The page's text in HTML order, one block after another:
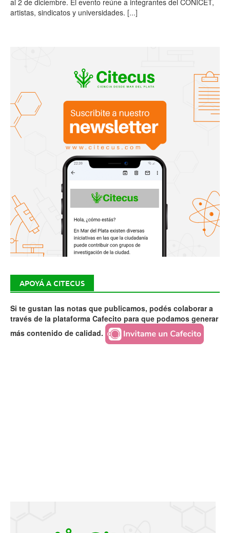
al 2 de diciembre. El evento reúne a integrantes del CONICET,
artistas, sindicatos y universidades. [...]
APOYÁ A CITECUS
Si te gustan las notas que publicamos, podés colaborar a
través de la plataforma Cafecito para que podamos generar
más contenido de calidad.